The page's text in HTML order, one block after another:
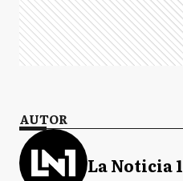
AUTOR
La Noticia 1